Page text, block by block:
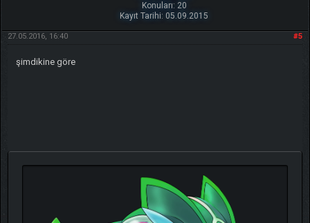
Konuları: 20
Kayıt Tarihi: 05.09.2015
#5
27.05.2016, 16:40
şimdikine göre